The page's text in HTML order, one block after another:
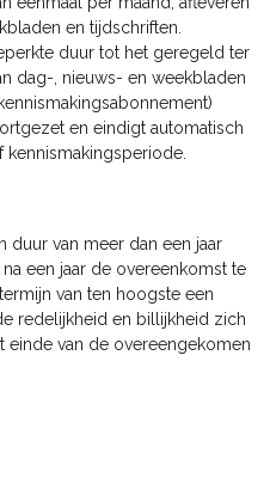
en tijdschriften.
duur tot het geregeld ter
dag-, nieuws- en weekbladen
en eindigt automatisch
duur van meer dan een jaar
een jaar de overeenkomst te
van ten hoogste een
redelijkheid en billijkheid zich
van de overeengekomen